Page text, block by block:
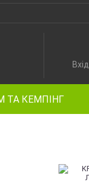
Вхід
ТА КЕМПІНГ